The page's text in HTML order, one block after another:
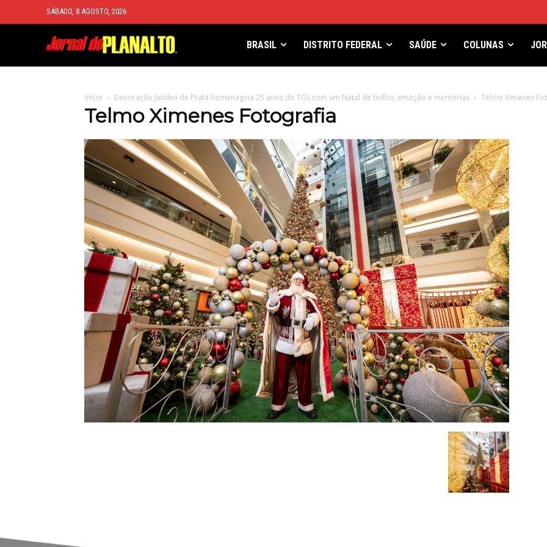
SÁBADO, 8 AGOSTO, 2026
BRASIL DISTRITO FEDERAL SAÚDE COLUNAS
Início Decoração Jubileu de Prata homenageia 25 anos do TGS com um Natal de brilho, emoção e memórias Telmo Ximenes
Telmo Ximenes Fotografia